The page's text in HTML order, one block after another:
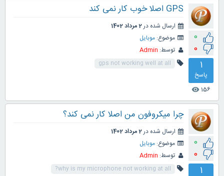
0
0
1
پاسخ
156
visibility
GPS اصلا خوب کار نمی کند
ارسال شده در2 مرداد 1402
موضوع: موبایل
توسط: Admin
gps not working well at all
0
0
1
چرا میکروفون من اصلا کار نمی کند؟
ارسال شده در2 مرداد 1402
موضوع: موبایل
توسط: Admin
why is my microphone not working at all?